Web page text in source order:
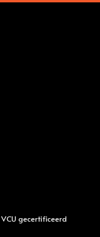
gecertificeerd